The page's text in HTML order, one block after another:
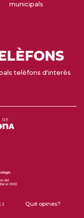
municipals
telèfons d'interès
i
Què opines?